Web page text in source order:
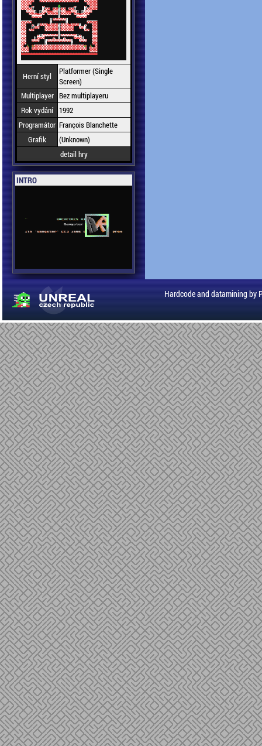
Herní styl
Platformer (Single
Screen)
Multiplayer Bez multiplayeru
Rok vydání
1992
Programátor François Blanchette
Grafik
(Unknown)
detail hry
INTRO
Hardcode and datamining by